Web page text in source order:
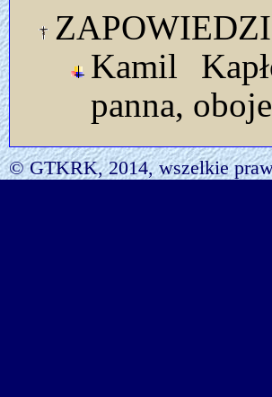
ZAPOWIEDZI
Kamil
panna,
© GTKRK, 2014, wszelkie